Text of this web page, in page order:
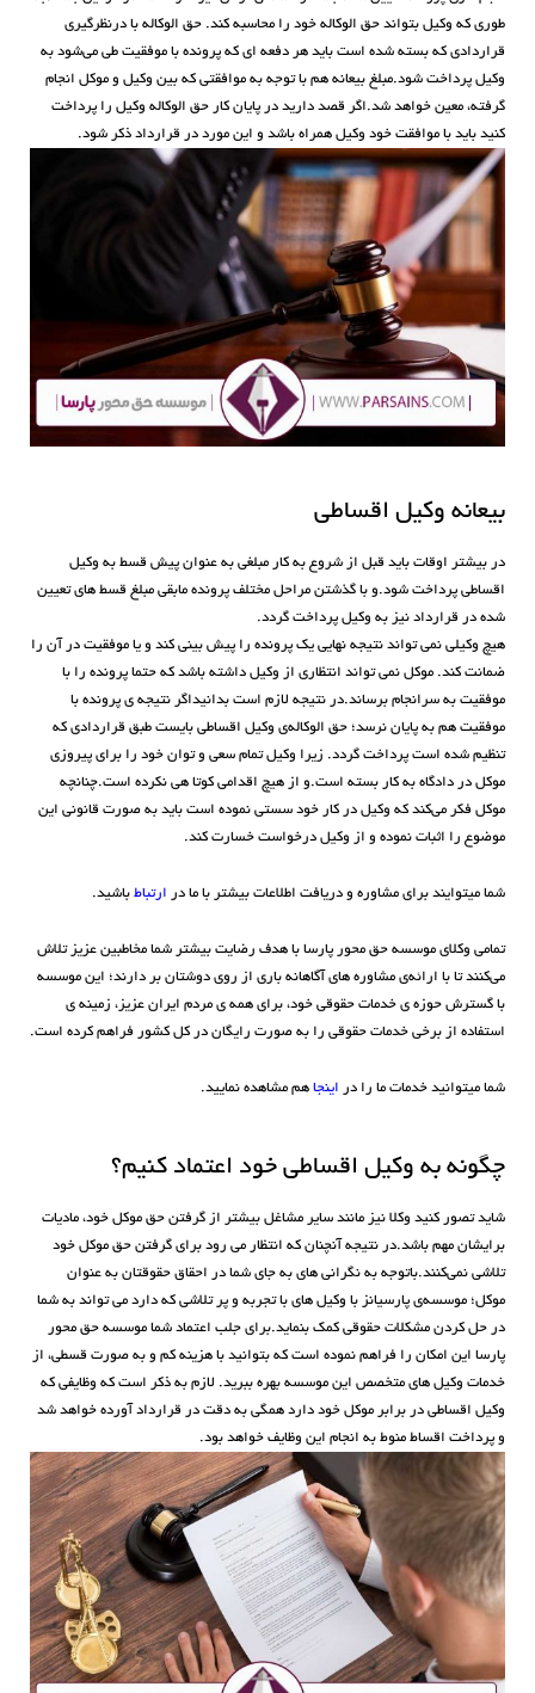
طوری که وکیل بتواند حق الوکاله خود را محاسبه کند. حق الوکاله با درنظرگیری
قراردادی که بسته شده است باید هر دفعه ای که پرونده با موفقیت طی می‌شود به
وکیل پرداخت شود.مبلغ بیعانه هم با توجه به موافقتی که بین وکیل و موکل انجام
گرفته، معین خواهد شد.اگر قصد دارید در پایان کار حق الوکاله وکیل را پرداخت
کنید باید با موافقت خود وکیل همراه باشد و این مورد در قرارداد ذکر شود.
بیعانه وکیل اقساطی
در بیشتر اوقات باید قبل از شروع به کار مبلغی به عنوان پیش قسط به وکیل
اقساطی پرداخت شود.و با گذشتن مراحل مختلف پرونده مابقی مبلغ قسط های تعیین
شده در قرارداد نیز به وکیل پرداخت گردد.
هیچ وکیلی نمی تواند نتیجه نهایی یک پرونده را پیش بینی کند و یا موفقیت در آن را
ضمانت کند. موکل نمی تواند انتظاری از وکیل داشته باشد که حتما پرونده را با
موفقیت به سرانجام برساند.در نتیجه لازم است بدانیداگر نتیجه ی پرونده با
موفقیت هم به پایان نرسد؛ حق الوکاله‌ی وکیل اقساطی بایست طبق قرارداد‌ی که
تنظیم شده است پرداخت گردد. زیرا وکیل تمام سعی و توان خود را برای پیروزی
موکل در دادگاه به کار بسته است.و از هیچ اقدامی کوتا هی نکرده است.چنانچه
موکل فکر می‌کند که وکیل در کار خود سستی نموده است باید به صورت قانونی این
موضوع را اثبات نموده و از وکیل درخواست خسارت کند.
شما میتوایند برای مشاوره و دریافت اطلاعات بیشتر با ما در ارتباط باشید.
تمامی وکلای موسسه حق محور پارسا با هدف رضایت بیشتر شما مخاطبین عزیز تلاش
می‌کنند تا با ارائه‌ی مشاوره های آگاهانه باری از روی دوشتان بر دارند؛ این موسسه
با گسترش حوزه ی خدمات حقوقی خود، برای همه ی مردم ایران عزیز، زمینه ی
استفاده از برخی خدمات حقوقی را به صورت رایگان در کل کشور فراهم کرده است.
شما میتوانید خدمات ما را در اینجا هم مشاهده نمایید.
چگونه به وکیل اقساطی خود اعتماد کنیم؟
شاید تصور کنید وکلا نیز مانند سایر مشاغل بیشتر از گرفتن حق موکل خود، مادیات
برایشان مهم باشد.در نتیجه آنچنان که انتظار می رود برای گرفتن حق موکل خود
تلاشی نمی‌کنند.باتوجه به نگرانی های به جای شما در احقاق حقوقتان به عنوان
موکل؛ موسسه‌ی پارسیانز با وکیل های با تجربه و پر تلاشی که دارد می تواند به شما
در حل کردن مشکلات حقوقی کمک بنماید.برای جلب اعتماد شما موسسه حق محور
پارسا این امکان را فراهم نموده است که بتوانید با هزینه کم و به صورت قسطی، از
خدمات وکیل های متخصص این موسسه بهره ببرید. لازم به ذکر است که وظایفی که
وکیل اقساطی در برابر موکل خود دارد همگی به دقت در قرارداد آورده خواهد شد
و پرداخت اقساط منوط به انجام این وظایف خواهد بود.